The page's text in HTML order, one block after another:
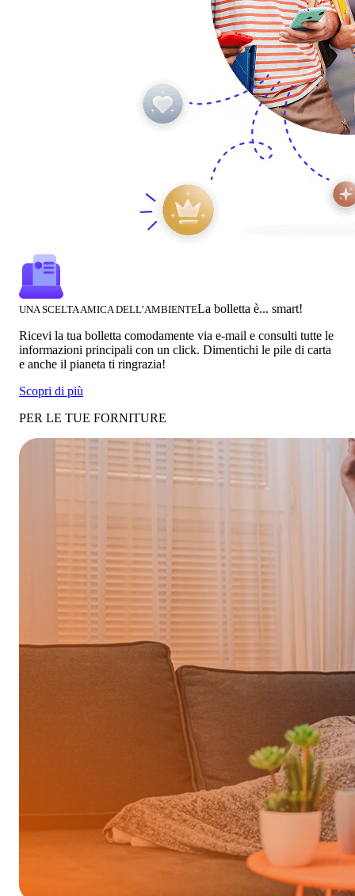
UNA SCELTA AMICA DELL’AMBIENTELa bolletta è... smart!
Ricevi la tua bolletta comodamente via e-mail e consulti tutte le
informazioni principali con un click. Dimentichi le pile di carta
e anche il pianeta ti ringrazia!
Scopri di più
PER LE TUE FORNITURE